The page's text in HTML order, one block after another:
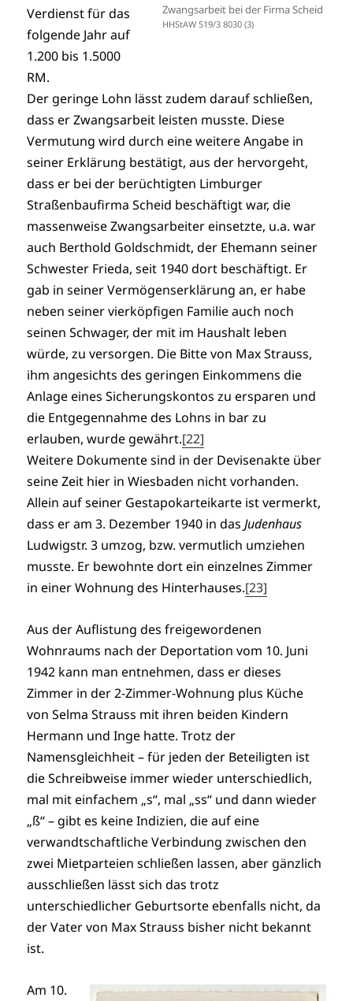
Zwangsarbeit bei der Firma Scheid
HHStAW 519/3 8030 (3)
Verdienst für das
folgende Jahr auf
1.200 bis 1.5000
RM.
Der geringe Lohn lässt zudem darauf schließen,
dass er Zwangsarbeit leisten musste. Diese
Vermutung wird durch eine weitere Angabe in
seiner Erklärung bestätigt, aus der hervorgeht,
dass er bei der berüchtigten Limburger
Straßenbaufirma Scheid beschäftigt war, die
massenweise Zwangsarbeiter einsetzte, u.a. war
auch Berthold Goldschmidt, der Ehemann seiner
Schwester Frieda, seit 1940 dort beschäftigt. Er
gab in seiner Vermögenserklärung an, er habe
neben seiner vierköpfigen Familie auch noch
seinen Schwager, der mit im Haushalt leben
würde, zu versorgen. Die Bitte von Max Strauss,
ihm angesichts des geringen Einkommens die
Anlage eines Sicherungskontos zu ersparen und
die Entgegennahme des Lohns in bar zu
erlauben, wurde gewährt.[22]
Weitere Dokumente sind in der Devisenakte über
seine Zeit hier in Wiesbaden nicht vorhanden.
Allein auf seiner Gestapokarteikarte ist vermerkt,
dass er am 3. Dezember 1940 in dasJudenhaus
Ludwigstr. 3 umzog, bzw. vermutlich umziehen
musste. Er bewohnte dort ein einzelnes Zimmer
in einer Wohnung des Hinterhauses.[23]
Aus der Auflistung des freigewordenen
Wohnraums nach der Deportation vom 10. Juni
1942 kann man entnehmen, dass er dieses
Zimmer in der 2-Zimmer-Wohnung plus Küche
von Selma Strauss mit ihren beiden Kindern
Hermann und Inge hatte. Trotz der
Namensgleichheit – für jeden der Beteiligten ist
die Schreibweise immer wieder unterschiedlich,
mal mit einfachem „s“, mal „ss“ und dann wieder
„ß“ – gibt es keine Indizien, die auf eine
verwandtschaftliche Verbindung zwischen den
zwei Mietparteien schließen lassen, aber gänzlich
ausschließen lässt sich das trotz
unterschiedlicher Geburtsorte ebenfalls nicht, da
der Vater von Max Strauss bisher nicht bekannt
ist.
Am 10.